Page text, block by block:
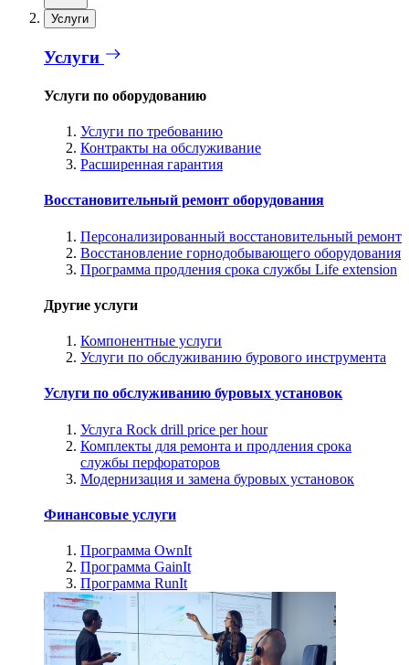
Услуги
Услуги
Услуги по оборудованию
Услуги по требованию
Контракты на обслуживание
Расширенная гарантия
Восстановительный ремонт оборудования
Персонализированный восстановительный ремонт
Восстановление горнодобывающего оборудования
Программа продления срока службы Life extension
Другие услуги
Компонентные услуги
Услуги по обслуживанию бурового инструмента
Услуги по обслуживанию буровых установок
Услуга Rock drill price per hour
Комплекты для ремонта и продления срока
службы перфораторов
Модернизация и замена буровых установок
Финансовые услуги
Программа OwnIt
Программа GainIt
Программа RunIt